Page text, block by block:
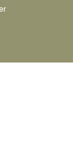
deren